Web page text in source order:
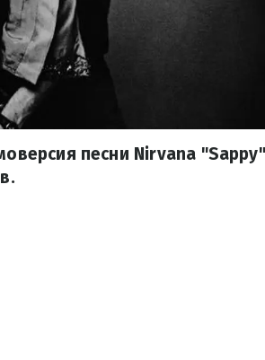
песни Nirvana